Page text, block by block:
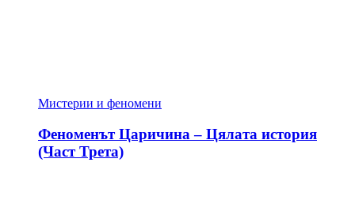
Мистерии и феномени
Феноменът Царичина – Цялата история
(Част Трета)